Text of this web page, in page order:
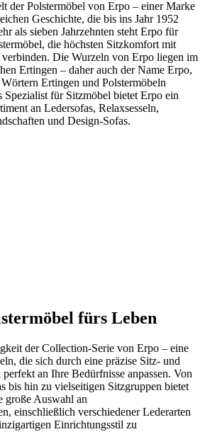
der Polstermöbel von Erpo – einer Marke
Geschichte, die bis ins Jahr 1952
als sieben Jahrzehnten steht Erpo für
die höchsten Sitzkomfort mit
verbinden. Die Wurzeln von Erpo liegen im
Ertingen – daher auch der Name Erpo,
Ertingen und Polstermöbeln
Spezialist für Sitzmöbel bietet Erpo ein
an Ledersofas, Relaxsesseln,
und Design-Sofas.
fürs Leben
der Collection-Serie von Erpo – eine
die sich durch eine präzise Sitz- und
an Ihre Bedürfnisse anpassen. Von
bis hin zu vielseitigen Sitzgruppen bietet
große Auswahl an
einschließlich verschiedener Lederarten
Einrichtungsstil zu